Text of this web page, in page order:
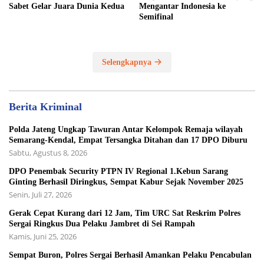
Sabet Gelar Juara Dunia Kedua
Mengantar Indonesia ke
Semifinal
Selengkapnya
Berita Kriminal
Polda Jateng Ungkap Tawuran Antar Kelompok Remaja wilayah
Semarang-Kendal, Empat Tersangka Ditahan dan 17 DPO Diburu
Sabtu, Agustus 8, 2026
DPO Penembak Security PTPN IV Regional 1.Kebun Sarang
Ginting Berhasil Diringkus, Sempat Kabur Sejak November 2025
Senin, Juli 27, 2026
Gerak Cepat Kurang dari 12 Jam, Tim URC Sat Reskrim Polres
Sergai Ringkus Dua Pelaku Jambret di Sei Rampah
Kamis, Juni 25, 2026
Sempat Buron, Polres Sergai Berhasil Amankan Pelaku Pencabulan